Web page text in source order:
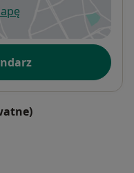
się w nowej karcie